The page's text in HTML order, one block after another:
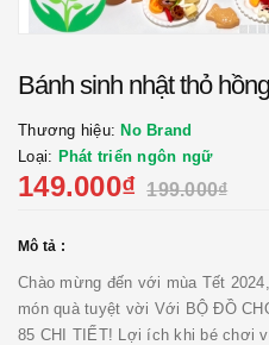
Bánh sinh nhật thỏ hồng
Thương hiệu: No Brand
Loại: Phát triển ngôn ngữ
149.000₫ 199.000₫
Mô tả :
Chào mừng đến với mùa Tết
món quà tuyệt vời Với BỘ ĐỒ
85 CHI TIẾT! Lợi ích khi bé chơi